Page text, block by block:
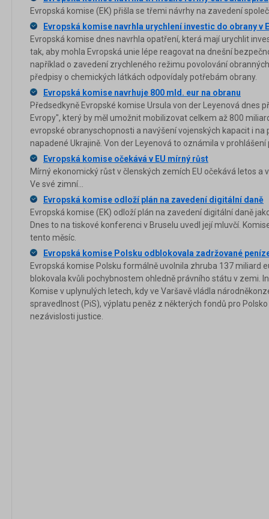
Evropská komise (EK) přišla se třemi návrhy na zavedení
Evropská komise navrhla urychlení investic do obrany v
Evropská komise dnes navrhla opatření, která mají urychlit
tak, aby mohla Evropská unie lépe reagovat na dnešní
například o zavedení zrychleného režimu povolování
předpisy o chemických látkách odpovídaly potřebám obrany.
Evropská komise navrhuje 800 mld. eur na obranu
Předsedkyně Evropské komise Ursula von der Leyenová dnes
Evropy", který by měl umožnit mobilizovat celkem až 800
evropské obranyschopnosti a navýšení vojenských kapacit i
napadené Ukrajině. Von der Leyenová to oznámila v prohlášení
Evropská komise očekává v EU mírný růst
Mírný ekonomický růst v členských zemích EU očekává letos a
Ve své zimní...
Evropská komise odloží plán na zavedení digitální daně
Evropská komise (EK) odloží plán na zavedení digitální daně
Dnes to na tiskové konferenci v Bruselu uvedl její mluvčí.
tento měsíc.
Evropská komise Polsku odblokovala zadržované
Evropská komise Polsku formálně uvolnila zhruba 137 miliard
blokovala kvůli pochybnostem ohledně právního státu v zemi.
Komise v uplynulých letech, kdy ve Varšavě vládla
spravedlnost (PiS), výplatu peněz z některých fondů pro
nezávislosti justice.